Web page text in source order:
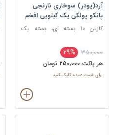
آرد(پودر) سوخاری نارنجی
پانکو پولکی یک کیلویی افخم
کارتن 10 بسته ای، بسته یک
350,000
29%
هر پاکت 250,000 تومان
برای قیمت عمده کلیک کنید